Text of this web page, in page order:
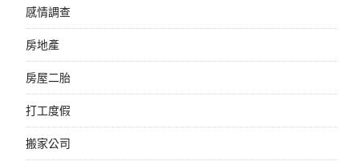
感情調查
房地產
房屋二胎
打工度假
搬家公司